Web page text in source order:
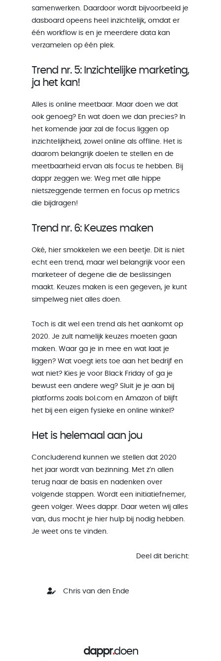
samenwerken. Daardoor wordt bijvoorbeeld je
dasboard opeens heel inzichtelijk, omdat er
één workflow is en je meerdere data kan
verzamelen op één plek.
Trend nr. 5: Inzichtelijke marketing,
ja het kan!
Alles is online meetbaar. Maar doen we dat
ook genoeg? En wat doen we dan precies? In
het komende jaar zal de focus liggen op
inzichtelijkheid, zowel online als offline. Het is
daarom belangrijk doelen te stellen en de
meetbaarheid ervan als focus te hebben. Bij
dappr zeggen we: Weg met alle hippe
nietszeggende termen en focus op metrics
die bijdragen!
Trend nr. 6: Keuzes maken
Oké, hier smokkelen we een beetje. Dit is niet
echt een trend, maar wel belangrijk voor een
marketeer of degene die de beslissingen
maakt. Keuzes maken is een gegeven, je kunt
simpelweg niet alles doen.
Toch is dit wel een trend als het aankomt op
2020. Je zult namelijk keuzes moeten gaan
maken. Waar ga je in mee en wat laat je
liggen? Wat voegt iets toe aan het bedrijf en
wat niet? Kies je voor Black Friday of ga je
bewust een andere weg? Sluit je je aan bij
platforms zoals bol.com en Amazon of blijft
het bij een eigen fysieke en online winkel?
Het is helemaal aan jou
Concluderend kunnen we stellen dat 2020
het jaar wordt van bezinning. Met z’n allen
terug naar de basis en nadenken over
volgende stappen. Wordt een initiatiefnemer,
geen volger. Wees dappr. Daar weten wij alles
van, dus mocht je hier hulp bij nodig hebben.
Je weet ons te vinden.
Deel dit bericht:
Chris van den Ende
dappr.doen